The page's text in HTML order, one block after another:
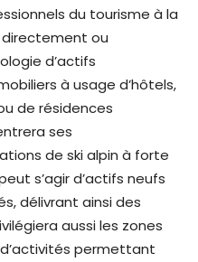
du tourisme à la
directement ou
d’actifs
à usage d’hôtels,
de résidences
ses
de ski alpin à forte
s’agir d’actifs neufs
délivrant ainsi des
aussi les zones
permettant